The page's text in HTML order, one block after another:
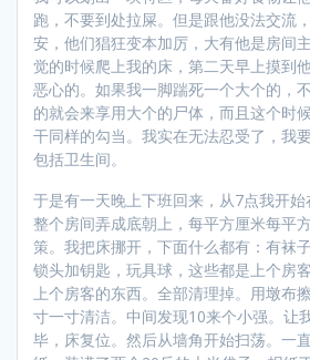
跑，不要到处拉屎。但是跟他没法交流
安，他们猖狂变本加厉，大有他是房间
觉的时候爬上我的床，第二天早上摸到
恶心的。如果我一脚踹死一个大个的，
的就会来享用大个的尸体，而且这个时
干同样的勾当。我实在无法忍受了，我
包括卫生间。
于是有一天晚上下班回来，从7点我开
整个房间弄成底朝上，每平方厘米每平
策。我把床挪开，下面什么都有：有袜
锁头加钥匙，玩具球，这些都是上个房
上个房客的东西。全部清理掉。用墩布
寸一寸清洁。中间发现10来个小强。让
毕，床复位。然后从墙角开始扫荡。一